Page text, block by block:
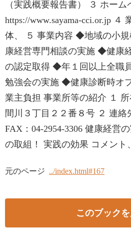
（実践概要報告書） ３ ホーム
https://www.sayama-cci.or.jp ４
体、 ５ 事業内容 ◆地域の小
康経営専門相談の実施 ◆健康
の認定取得 ◆年１回以上全職
勉強会の実施 ◆健康診断時オ
業主負担 事業所等の紹介 １
間川３丁目２２番８号 ２ 連絡
FAX：04-2954-3306 健康経営
の取組！ 実践の効果 コメント
元のページ ../index.html#167
このブック